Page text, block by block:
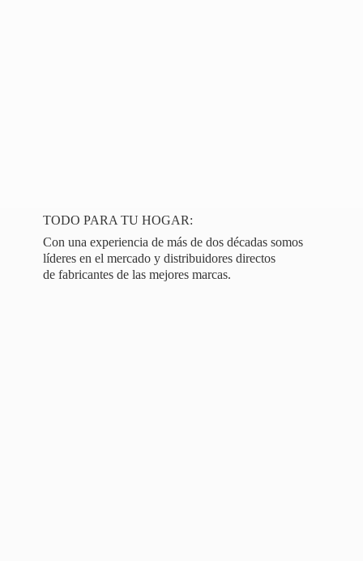
TODO PARA TU HOGAR:
Con una experiencia de más de dos décadas somos
líderes en el mercado y distribuidores directos
de fabricantes de las mejores marcas.